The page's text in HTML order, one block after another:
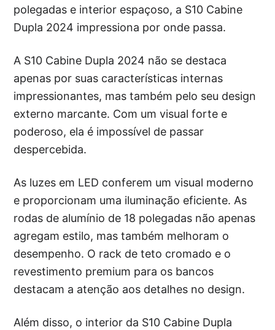
polegadas e interior espaçoso, a S10 Cabine
Dupla 2024 impressiona por onde passa.
A S10 Cabine Dupla 2024 não se destaca
apenas por suas características internas
impressionantes, mas também pelo seu design
externo marcante. Com um visual forte e
poderoso, ela é impossível de passar
despercebida.
As luzes em LED conferem um visual moderno
e proporcionam uma iluminação eficiente. As
rodas de alumínio de 18 polegadas não apenas
agregam estilo, mas também melhoram o
desempenho. O rack de teto cromado e o
revestimento premium para os bancos
destacam a atenção aos detalhes no design.
Além disso, o interior da S10 Cabine Dupla